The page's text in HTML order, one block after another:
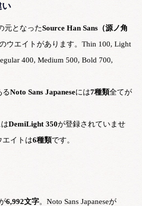
い
元となったSource Han Sans（源ノ角
ウエイトがあります。Thin 100, Light
400, Medium 500, Bold 700,
るNoto Sans Japaneseには7種類全てが
DemiLight 350が登録されていませ
エイトは6種類です。
6,992文字。Noto Sans Japaneseが